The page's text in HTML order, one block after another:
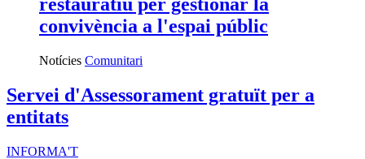
Barcelona aposta per un model
restauratiu per gestionar la
convivència a l'espai públic
Notícies Comunitari
Servei d'Assessorament gratuït per a
entitats